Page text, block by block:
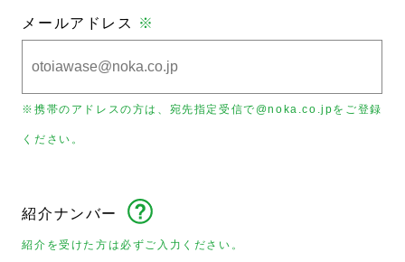
メールアドレス ※
※携帯のアドレスの方は、宛先指定受信で@noka.co.jpをご登録
ください。
紹介ナンバー
紹介を受けた方は必ずご入力ください。